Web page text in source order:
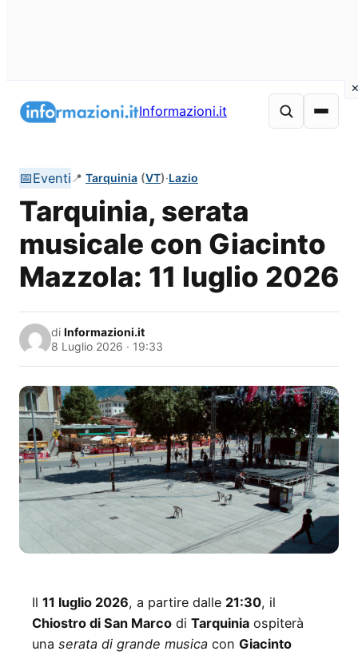
Informazioni.it
📅Eventi 📍 Tarquinia (VT)·Lazio
Tarquinia, serata
musicale con Giacinto
Mazzola: 11 luglio 2026
di Informazioni.it
8 Luglio 2026 · 19:33
Il 11 luglio 2026, a partire dalle 21:30, il
Chiostro di San Marco di Tarquinia ospiterà
una serata di grande musica con Giacinto